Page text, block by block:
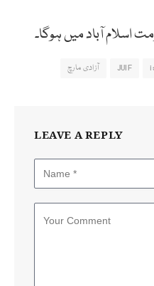
اسلام آباد میں ہوگا۔
JUIF
آزادی مارچ
LEAVE A REPLY